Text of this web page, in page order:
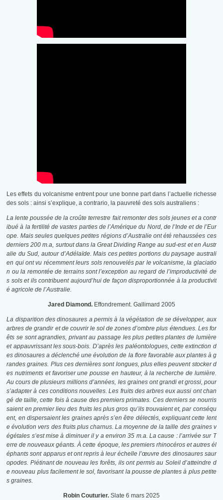
Les effets du volcanisme entrent pour une bonne part dans l’actuelle richesse
des sols : ainsi s’explique, a contrario, la pauvreté des sols australiens :
La lente poussée de la croûte terrestre fait remonter des sols jeunes et a contr
ibué à la fertilité de vastes parties de l’Amérique du Nord, de l’Inde et de l’Eur
ope. Mais seules quelques petites régions d’Australie ont été rehaussées ces
derniers 200 m.a, surtout dans la Great Dividing Range au sud-est et en Austr
alie du Sud, autour d’Adélaïde. Mais ces petites portions du paysage australi
en qui ont vu récemment leurs sols renouvelés par le volcanisme, la glaciatio
n ou la remontée de terrains sont l’exception au regard de l’improductivité de
s sols et ils contribuent aujourd’hui de façon disproportionnée à la productivit
é agricole de l’Australie.
Jared Diamond. Effondrement. Gallimard 2005
La disparition des dinosaures a permis à la végétation de se développer, aux
arbres de grandir et de couvrir le sol de zones d’ombre plus étendues. Les for
êts se sont agrandies, privant au passage les plus petites plantes de lumière
et appauvrissant les sous-bois. D’après les paléontologues, cette extinction d
es dinosaures a déclenché une évolution de la flore favorable aux plantes à g
randes graines. Plus ces dernières sont longues, plus elles peuvent stocker d
es nutriments et favoriser une pousse en hauteur, à la recherche de lumière.
Au cours de plusieurs millions d’années, les graines ont grandi et grossi, pour
s’adapter à ces conditions nouvelles. Les fruits des arbres eux aussi ont chan
gé de taille, cette fois à cause des premiers primates. Ces derniers se nourris
saient en premier lieu des fruits les plus gros qu’ils trouvaient et, par conséqu
ent, en dispersaient les graines après s’en être délectés, expliquant cette lent
e évolution vers des fruits plus charnus. La moyenne de la taille des graines v
égétales s’est mise à diminuer il y a environ 35 m.a. La cause : l’arrivée sur T
erre de nouveaux géants. À cette époque, les premiers rhinocéros et autres él
éphants sont apparus et ont repris à leur échelle l’œuvre des dinosaures saur
opodes. Piétinant de nouveau les forêts, ils ont permis au Soleil d’atteindre d
e nouveau plus facilement le sol, favorisant la pousse de plantes à plus petite
s graines.
Robin Couturier. Slate 6 mars 2025